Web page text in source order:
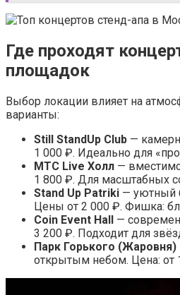
Где проходят
площадок
Выбор локации влияет на
варианты:
Still StandUp Club —
1 000 ₽. Идеально для
МТС Live Холл —
1 800 ₽. Для масштабных
Stand Up Patriki — уютный
Цены от 2 000 ₽. Фишка:
Coin Event Hall
—
3 200 ₽. Подходит для
Парк Горького (Жаровня)
открытым небом. Цена: от